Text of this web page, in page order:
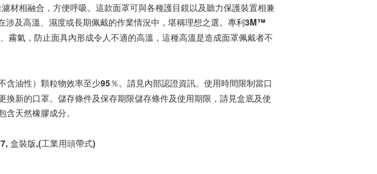
材相融合，方便呼吸。這款面罩可與各種護目鏡以及聽力保護裝置相兼
及高溫、濕度或長期佩戴的作業情況中，堪稱理想之選。專利3M™
氣，防止面具內形成令人不適的高溫，這種高溫是造成面罩佩戴者不
油性）顆粒物效率至少95％。請見內部認證資訊。使用時間限制當口
新的口罩。儲存條件及保存期限儲存條件及使用期限，請見盒底及使
天然橡膠成分。
盒裝版,(工業用頭帶式)